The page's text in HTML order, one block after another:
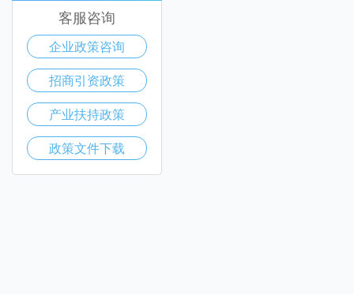
客服咨询
企业政策咨询
招商引资政策
产业扶持政策
政策文件下载